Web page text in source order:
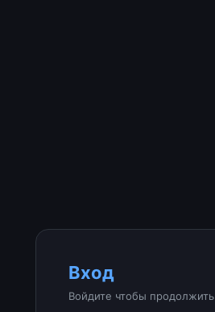
Вход
Войдите чтобы продолжить